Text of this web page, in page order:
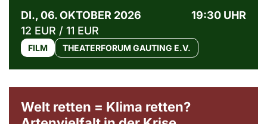
DI., 06. OKTOBER 2026
19:30 UHR
12 EUR / 11 EUR
FILM THEATERFORUM GAUTING E.V.
Welt retten = Klima retten?